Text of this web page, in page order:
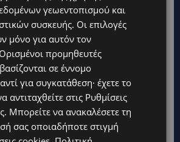
Η εμφάνισή του στην εκδήλωση για
αντιδράσεις – «Ασέβεια προς
γεωεντοπισμού και
συσκευής. Οι επιλογές
μόνο για αυτόν τον
προμηθευτές
σε έννομο
για συγκατάθεση· έχετε το
αντιταχθείτε στις Ρυθμίσεις
. Μπορείτε να ανακαλέσετε τη
σας οποιαδήποτε στιγμή